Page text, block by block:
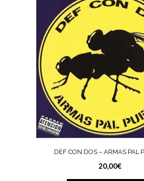
DEF CON DOS – ARMAS PAL
20,00€